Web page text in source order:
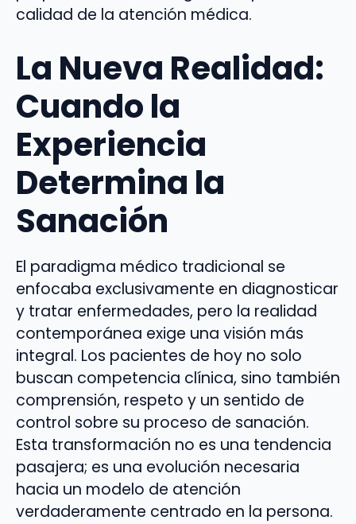
calidad de la atención médica.
La Nueva Realidad:
Cuando la
Experiencia
Determina la
Sanación
El paradigma médico tradicional se
enfocaba exclusivamente en diagnosticar
y tratar enfermedades, pero la realidad
contemporánea exige una visión más
integral. Los pacientes de hoy no solo
buscan competencia clínica, sino también
comprensión, respeto y un sentido de
control sobre su proceso de sanación.
Esta transformación no es una tendencia
pasajera; es una evolución necesaria
hacia un modelo de atención
verdaderamente centrado en la persona.